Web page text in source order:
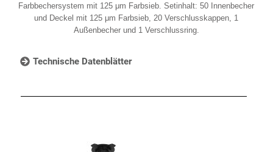
Farbbechersystem mit 125 μm Farbsieb. Setinhalt: 50 Innenbecher
und Deckel mit 125 μm Farbsieb, 20 Verschlusskappen, 1
Außenbecher und 1 Verschlussring.
Technische Datenblätter